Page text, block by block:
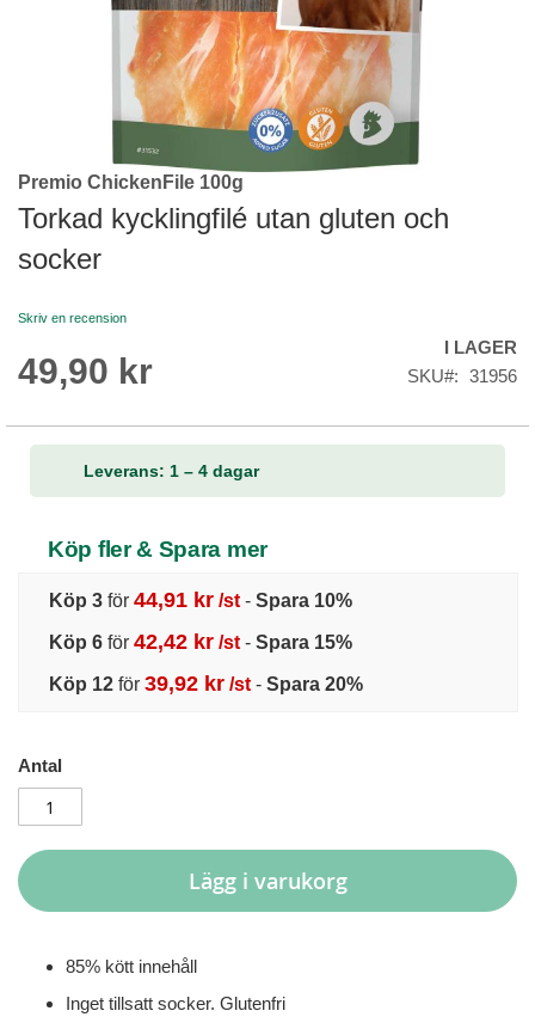
Skip
to
the
beginning
the
gallery
Premio ChickenFile 100g
Torkad kycklingfilé utan gluten och
socker
Skriv en recension
49,90 kr
I LAGER
SKU
31956
Leverans: 1 – 4 dagar
Köp fler & Spara mer
Köp 3 för 44,91 kr /st - Spara 10%
Köp 6 för 42,42 kr /st - Spara 15%
Köp 12 för 39,92 kr /st - Spara 20%
Antal
Lägg i varukorg
85% kött innehåll
Inget tillsatt socker. Glutenfri